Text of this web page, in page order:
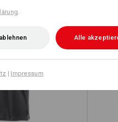
Alle
| Impressum